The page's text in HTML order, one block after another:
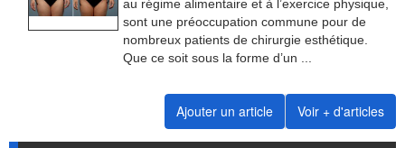
au régime alimentaire et à l’exercice physique,
sont une préoccupation commune pour de
nombreux patients de chirurgie esthétique.
Que ce soit sous la forme d’un ...
Ajouter un article Voir + d'articles